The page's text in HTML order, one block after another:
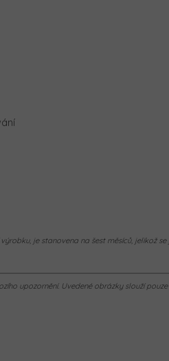
je stanovena na šest měsíců, jelikož
upozornění. Uvedené obrázky slouží